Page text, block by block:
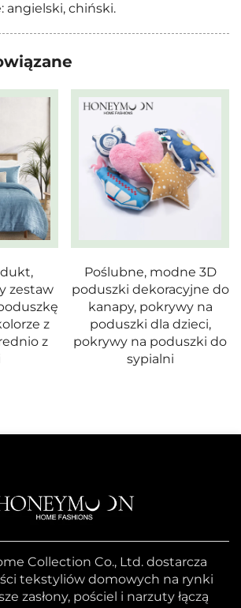
angielski, chiński.
3D
do
na
do
20x20 Pokrywy na
poduszki w stylu boho –
wieczny wzór w paski,
urok dla każdej
przestrzeni
Collection Co., Ltd. dostarcza
tekstyliów domowych na rynki
zasłony, pościel i narzuty łączą